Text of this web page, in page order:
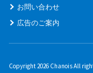
お問い合わせ
広告のご案内
Copyright 2026 Chanois All